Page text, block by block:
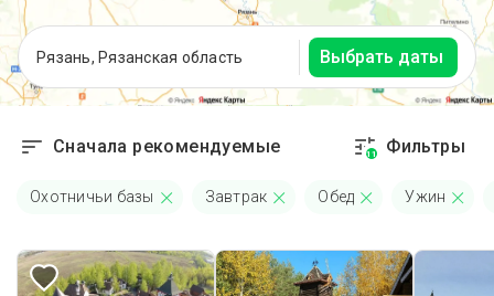
Рязань, Рязанская область Выбрать даты
Сначала рекомендуемые 11 Фильтры
Охотничьи базы Завтрак Обед Ужин